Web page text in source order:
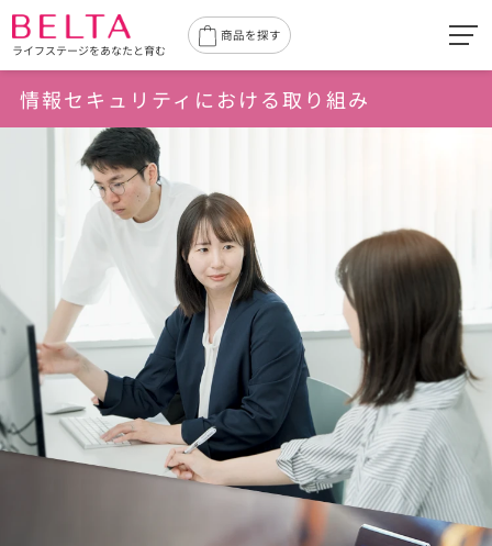
ライフステージをあなたと育む
商品を探す
情報セキュリティにおける取り組み